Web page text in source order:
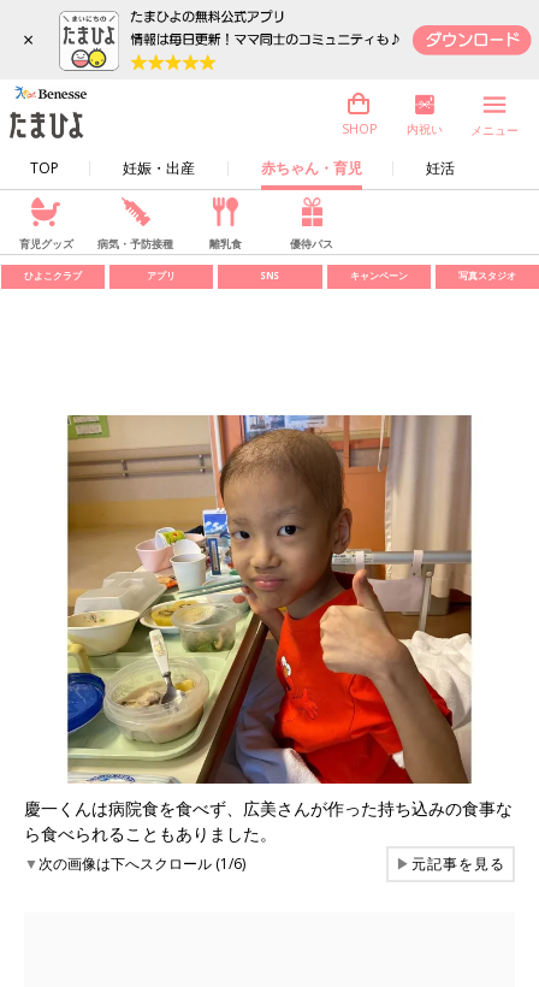
×
TOP 妊娠・出産 赤ちゃん・育児 妊活
SHOP 内祝い メニュー
育児グッズ 病気・予防接種 離乳食 優待パス
ひよこクラブ アプリ SNS キャンペーン 写真スタジオ
慶一くんは病院食を食べず、広美さんが作った持ち込みの食事な
ら食べられることもありました。
▼次の画像は下へスクロール (1/6) ▶元記事を見る